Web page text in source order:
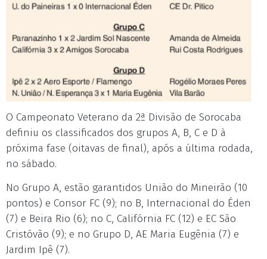
O Campeonato Veterano da 2ª Divisão de Sorocaba
definiu os classificados dos grupos A, B, C e D à
próxima fase (oitavas de final), após a última rodada,
no sábado.
No Grupo A, estão garantidos União do Mineirão (10
pontos) e Consor FC (9); no B, Internacional do Éden
(7) e Beira Rio (6); no C, Califórnia FC (12) e EC São
Cristóvão (9); e no Grupo D, AE Maria Eugênia (7) e
Jardim Ipê (7).